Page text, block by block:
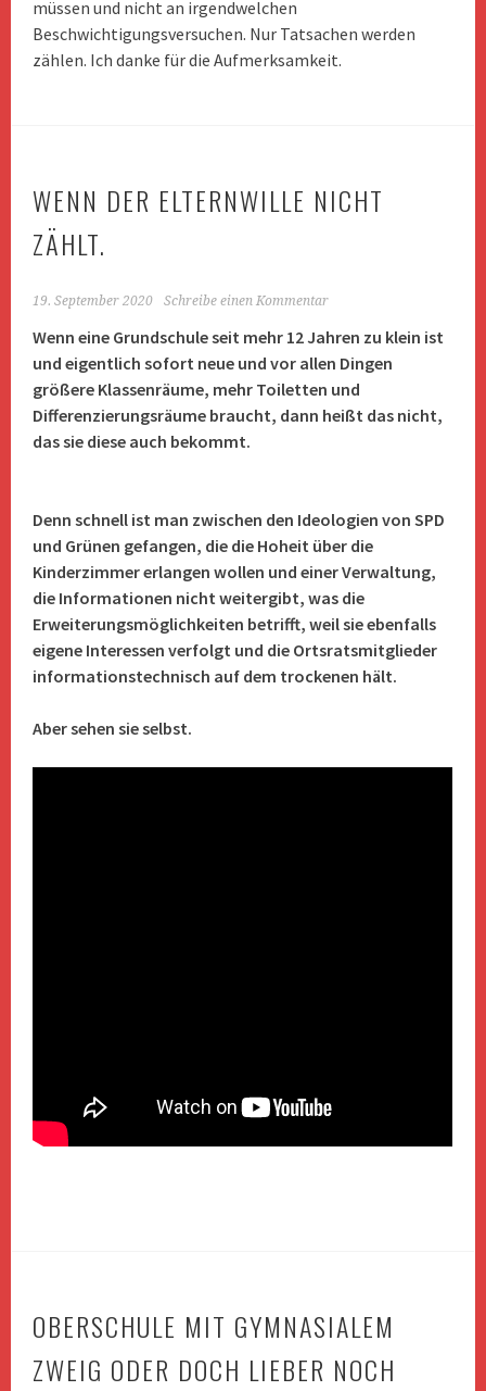
müssen und nicht an irgendwelchen
Beschwichtigungsversuchen. Nur Tatsachen werden
zählen. Ich danke für die Aufmerksamkeit.
WENN DER ELTERNWILLE NICHT
ZÄHLT.
19. September 2020 Schreibe einen Kommentar
Wenn eine Grundschule seit mehr 12 Jahren zu klein ist
und eigentlich sofort neue und vor allen Dingen
größere Klassenräume, mehr Toiletten und
Differenzierungsräume braucht, dann heißt das nicht,
das sie diese auch bekommt.
Denn schnell ist man zwischen den Ideologien von SPD
und Grünen gefangen, die die Hoheit über die
Kinderzimmer erlangen wollen und einer Verwaltung,
die Informationen nicht weitergibt, was die
Erweiterungsmöglichkeiten betrifft, weil sie ebenfalls
eigene Interessen verfolgt und die Ortsratsmitglieder
informationstechnisch auf dem trockenen hält.
Aber sehen sie selbst.
OBERSCHULE MIT GYMNASIALEM
ZWEIG ODER DOCH LIEBER NOCH